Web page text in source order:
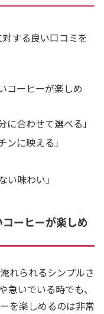
する良い口コミを
コーヒーが楽しめ
に合わせて選べる」
ンに映える」
い味わい」
ーヒーが楽しめ
れられるシンプルさ
急いでいる時でも、
を楽しめるのは非常